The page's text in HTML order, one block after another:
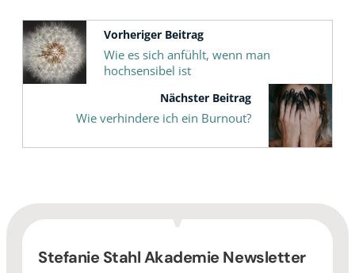
Vorheriger Beitrag
Wie es sich anfühlt, wenn man
hochsensibel ist
Nächster Beitrag
Wie verhindere ich ein Burnout?
Stefanie Stahl Akademie Newsletter